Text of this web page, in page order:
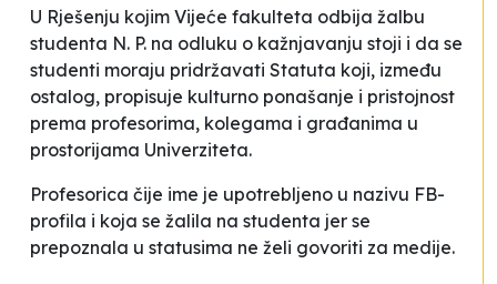
U Rješenju kojim Vijeće fakulteta odbija žalbu
studenta N. P. na odluku o kažnjavanju stoji i da se
studenti moraju pridržavati Statuta koji, između
ostalog, propisuje kulturno ponašanje i pristojnost
prema profesorima, kolegama i građanima u
prostorijama Univerziteta.
Profesorica čije ime je upotrebljeno u nazivu FB-
profila i koja se žalila na studenta jer se
prepoznala u statusima ne želi govoriti za medije.